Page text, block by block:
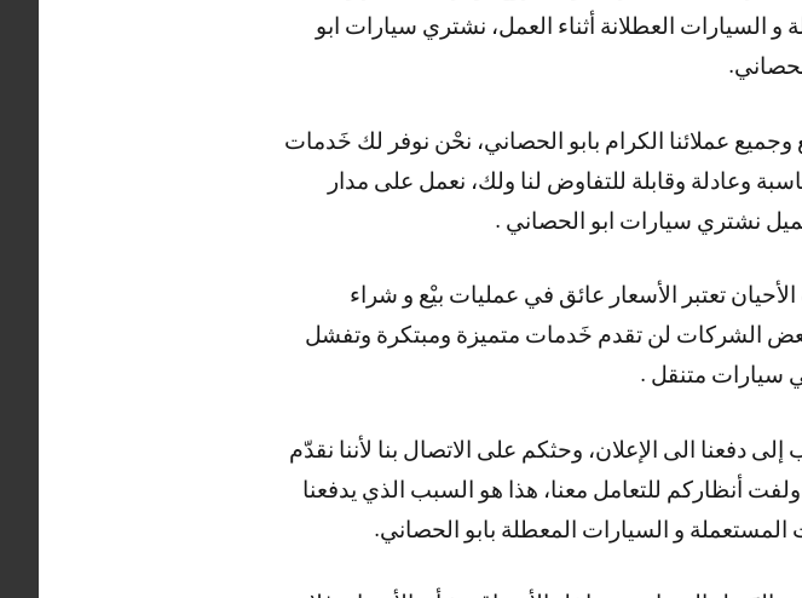
السيارات العطلانة أثناء العمل، نشتري سيارات ابو
عملائنا الكرام بابو الحصاني، نحْن نوفر لك خَدمات
وعادلة وقابلة للتفاوض لنا ولك، نعمل على مدار
تعتبر الأسعار عائق في عمليات بيْع و شراء
الشركات لن تقدم خَدمات متميزة ومبتكرة وتفشل
سيارات متنقل .
دفعنا الى الإعلان، وحثكم على الاتصال بنا لأننا نقدّم
أنظاركم للتعامل معنا، هذا هو السبب الذي يدفعنا
و السيارات المعطلة بابو الحصاني.